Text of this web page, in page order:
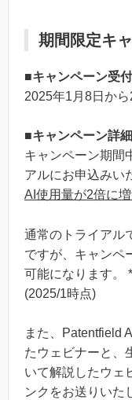
期間限定キ
■キャンペーン受
2025年1月8日か
■キャンペーン詳細
キャンペーン期間
アルにお申込みい
AI使用量が2倍に増
通常のトライアル
ですが、キャンペ
可能になります。
(2025/1時点)
また、Patentfield
たウェビナーと、
いて解説したウェ
ンクをお送りいた